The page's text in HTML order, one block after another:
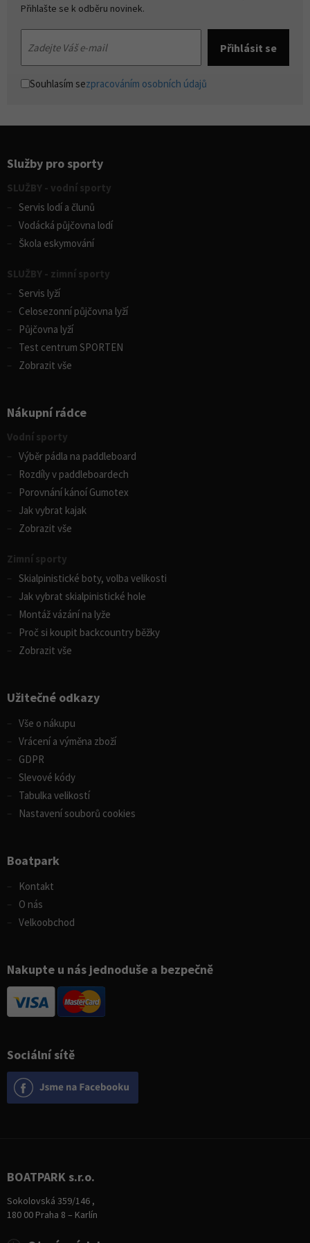
Přihlašte se k odběru novinek.
Souhlasím sezpracováním osobních údajů
Sociální sítě
Služby pro sporty
SLUŽBY - vodní sporty
Servis lodí a člunů
Vodácká půjčovna lodí
Škola eskymování
SLUŽBY - zimní sporty
Servis lyží
Celosezonní půjčovna lyží
Půjčovna lyží
Test centrum SPORTEN
Zobrazit vše
Nákupní rádce
Vodní sporty
Výběr pádla na paddleboard
Rozdíly v paddleboardech
Porovnání kánoí Gumotex
Jak vybrat kajak
Zobrazit vše
Zimní sporty
Skialpinistické boty, volba velikosti
Jak vybrat skialpinistické hole
Montáž vázání na lyže
Proč si koupit backcountry běžky
Zobrazit vše
Užitečné odkazy
Vše o nákupu
Vrácení a výměna zboží
GDPR
Slevové kódy
Tabulka velikostí
Nastavení souborů cookies
Boatpark
Kontakt
O nás
Velkoobchod
Nakupte u nás jednoduše a bezpečně
BOATPARK s.r.o.
Sokolovská 359/146 ,
180 00 Praha 8 – Karlín